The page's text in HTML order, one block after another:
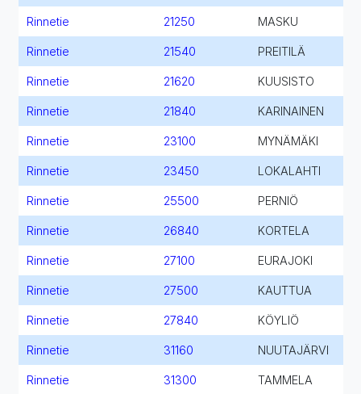
Rinnetie 21250 MASKU
Rinnetie 21540 PREITILÄ
Rinnetie 21620 KUUSISTO
Rinnetie 21840 KARINAINEN
Rinnetie 23100 MYNÄMÄKI
Rinnetie 23450 LOKALAHTI
Rinnetie 25500 PERNIÖ
Rinnetie 26840 KORTELA
Rinnetie 27100 EURAJOKI
Rinnetie 27500 KAUTTUA
Rinnetie 27840 KÖYLIÖ
Rinnetie 31160 NUUTAJÄRVI
Rinnetie 31300 TAMMELA